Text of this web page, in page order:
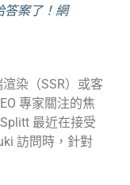
答案了！網
染（SSR）或客
專家關注的焦
最近在接受
訪問時，針對